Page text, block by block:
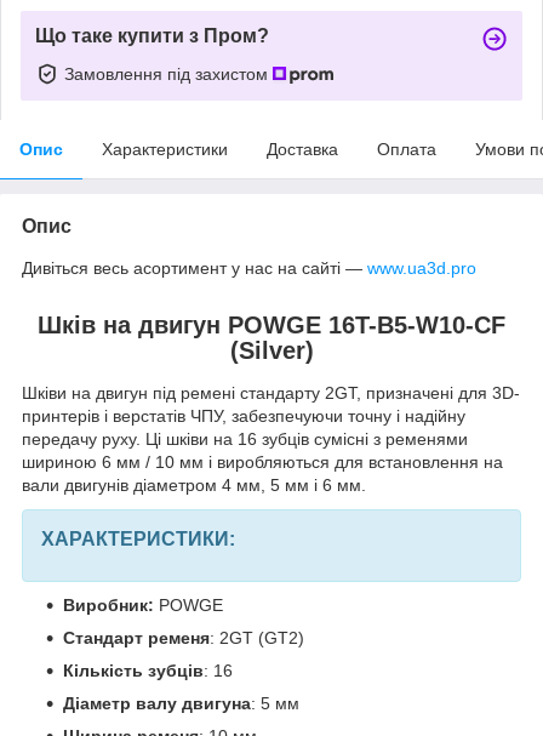
Що таке купити з Пром?
Замовлення під захистом
Опис Характеристики Доставка Оплата Умови
Опис
Дивіться весь асортимент у нас на сайті — www.ua3d.pro
Шків на двигун POWGE 16T-B5-W10-CF
(Silver)
Шківи на двигун під ремені стандарту 2GT, призначені для 3D-
принтерів і верстатів ЧПУ, забезпечуючи точну і надійну
передачу руху. Ці шківи на 16 зубців сумісні з ременями
шириною 6 мм / 10 мм і виробляються для встановлення на
вали двигунів діаметром 4 мм, 5 мм і 6 мм.
ХАРАКТЕРИСТИКИ:
Виробник: POWGE
Стандарт ременя: 2GT (GT2)
Кількість зубців: 16
Діаметр валу двигуна: 5 мм